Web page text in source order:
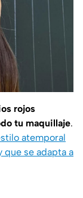
rojos
tu maquillaje.
atemporal
que se adapta a